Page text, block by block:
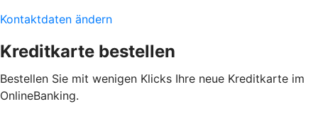
Kontaktdaten ändern
Kreditkarte bestellen
Bestellen Sie mit wenigen Klicks Ihre neue Kreditkarte im
OnlineBanking.